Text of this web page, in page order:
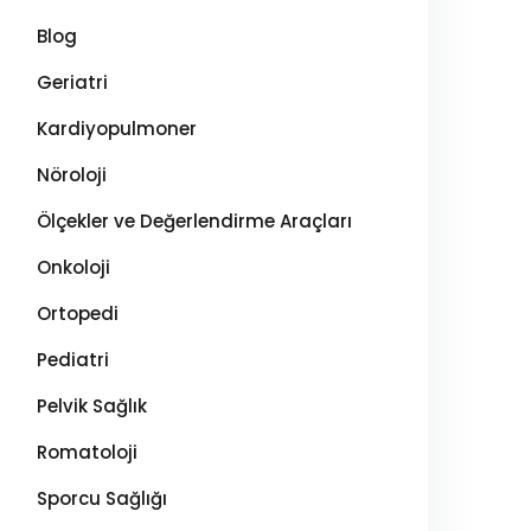
Blog
Geriatri
Kardiyopulmoner
Nöroloji
Ölçekler ve Değerlendirme Araçları
Onkoloji
Ortopedi
Pediatri
Pelvik Sağlık
Romatoloji
Sporcu Sağlığı